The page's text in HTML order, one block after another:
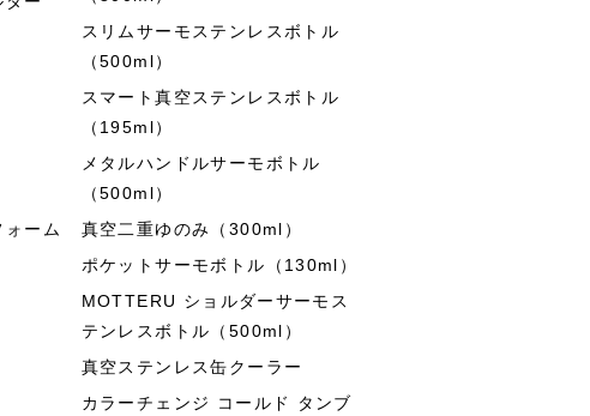
ーム
スリムサーモステンレスボトル
（500ml）
スマート真空ステンレスボトル
（195ml）
メタルハンドルサーモボトル
（500ml）
真空二重ゆのみ（300ml）
ポケットサーモボトル（130ml）
MOTTERU ショルダーサーモス
テンレスボトル（500ml）
真空ステンレス缶クーラー
カラーチェンジ コールド タンブ